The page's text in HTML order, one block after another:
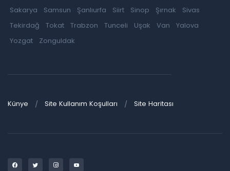
Sakarya
Samsun Şanlıurfa Siirt Sinop Şırnak
Sivas
Tekirdağ
Tokat Trabzon Tunceli Uşak Van
Yalova
Yozgat
Zonguldak
Künye Site Kullanım Koşulları Site Haritası